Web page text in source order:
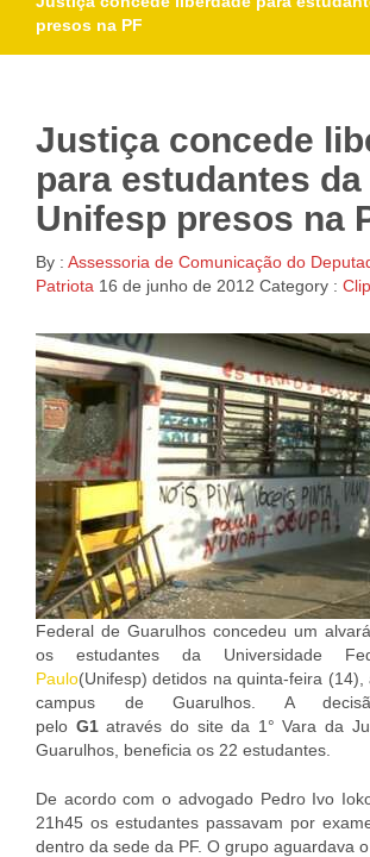
presos na PF
Justiça concede
para estudantes da
Unifesp presos na
By : Assessoria de Comunicação do
Patriota 16 de junho de 2012 Category :
Federal de Guarulhos concedeu um
os estudantes da Universidade
Paulo(Unifesp) detidos na quinta-feira
campus de Guarulhos. A
pelo G1através do site da 1° Vara da
Guarulhos, beneficia os 22 estudantes.
De acordo com o advogado Pedro Ivo
21h45 os estudantes passavam por
dentro da sede da PF. O grupo aguardava